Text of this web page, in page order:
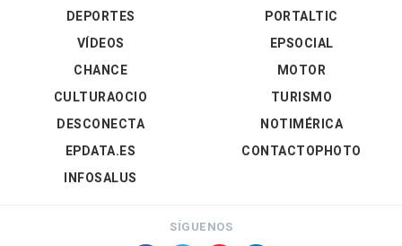
DEPORTES
VÍDEOS
PORTALTIC
EPSOCIAL
CHANCE
CULTURAOCIO
DESCONECTA
EPDATA.ES
INFOSALUS
MOTOR
TURISMO
NOTIMÉRICA
CONTACTOPHOTO
SÍGUENOS